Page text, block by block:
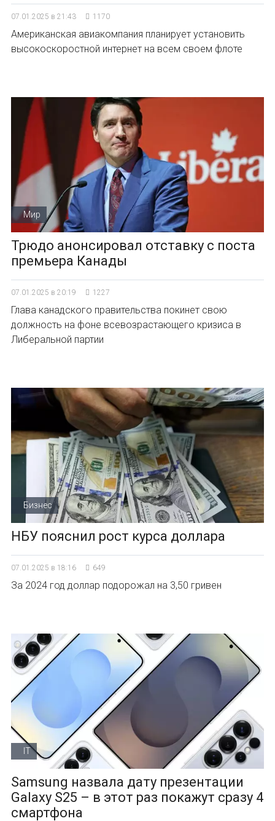
07.01.2025 в 21:43 1170
Американская авиакомпания планирует установить
высокоскоростной интернет на всем своем флоте
Мир
Трюдо анонсировал отставку с поста
премьера Канады
07.01.2025 в 20:19 1227
Глава канадского правительства покинет свою
должность на фоне всевозрастающего кризиса в
Либеральной партии
Бизнес
НБУ пояснил рост курса доллара
07.01.2025 в 18:16 649
За 2024 год доллар подорожал на 3,50 гривен
IT
Samsung назвала дату презентации
Galaxy S25 – в этот раз покажут сразу 4
смартфона